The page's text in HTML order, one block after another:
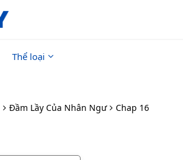
Thể loại
Đầm Lầy Của Nhân Ngư Chap 16